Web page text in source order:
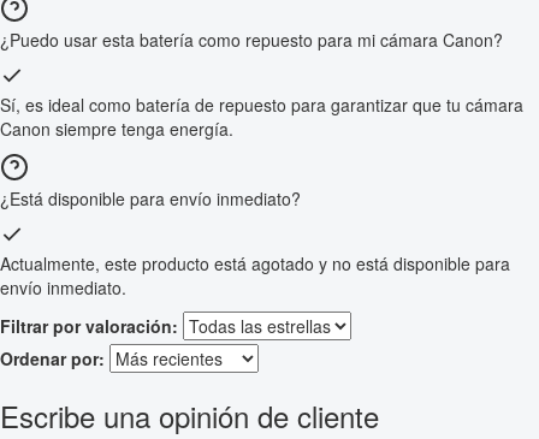
¿Puedo usar esta batería como repuesto para mi cámara Canon?
Sí, es ideal como batería de repuesto para garantizar que tu cámara
Canon siempre tenga energía.
¿Está disponible para envío inmediato?
Actualmente, este producto está agotado y no está disponible para
envío inmediato.
Filtrar por valoración:
Ordenar por:
Escribe una opinión de cliente